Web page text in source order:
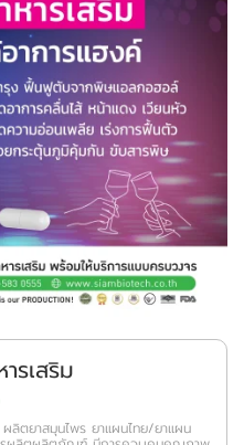
รเสริม
ผลิตยาสมุนไพร ยาแผนไทย/ยาแผน